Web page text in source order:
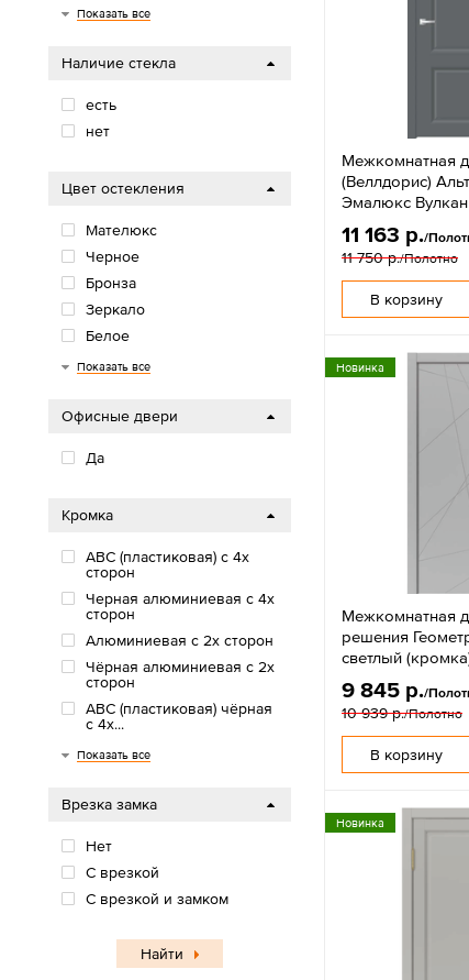
Межкомнатная
(Веллдорис)
Эмалюкс
11 163 р./
11 750 р./Полотно
В корзину
Новинка
Межкомнатная
решения
светлый
9 845 р./
10 939 р./Полотно
В корзину
Новинка
золотой
серый
Графит
Крафт
венге
Показать все
Наличие стекла
есть
нет
Цвет остекления
Мателюкс
Черное
Бронза
Зеркало
Белое
Серое
матовое
Показать все
Офисные двери
Да
Кромка
АВС (пластиковая) с 4х
сторон
Черная алюминиевая с 4х
сторон
Алюминиевая с 2х сторон
Чёрная алюминиевая с 2х
сторон
АВС (пластиковая) чёрная
с 4х...
АВС (пластиковая) с 2х
сторон
Чёрная алюминиевая с 3х
сторон
АВС (пластиковая) белая с
4х сторон
АВС (пластиковая) серая с
4х сторон
АВС (платиковая) черная с
3х сторон
АВС (платиковая) сэнд с
3х сторон
АВС (пластиковая) в цвет...
Шампань алюминиевая с
4х сторон
Показать все
Врезка замка
Нет
С врезкой
С врезкой и замком
Найти